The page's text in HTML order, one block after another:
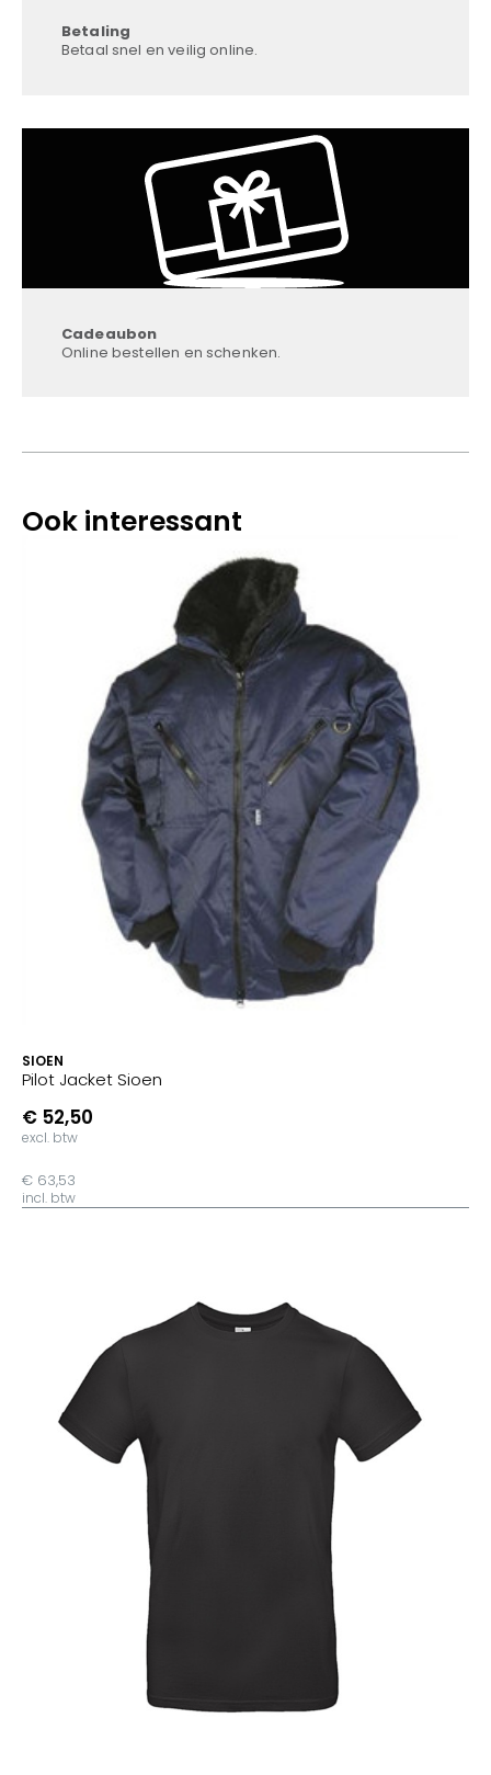
Betaling
Betaal snel en veilig online.
Cadeaubon
Online bestellen en schenken.
Ook interessant
SIOEN
Pilot Jacket Sioen
€ 52,50
excl. btw
€ 63,53
incl. btw